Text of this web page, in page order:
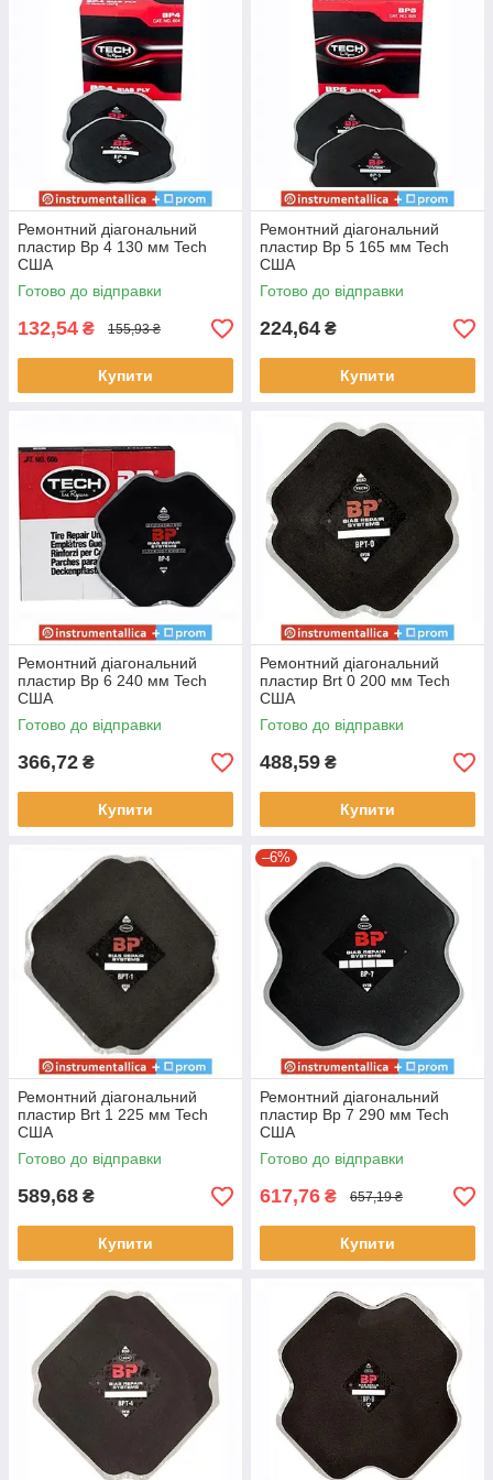
матеріали, шиноремонтні матеріали
Ремонтний діагональний
пластир Вр 4 130 мм Tech
США
Готово до відправки
132,54 ₴ 155,93 ₴
Купити
Ремонтний діагональний
пластир Вр 5 165 мм Tech
США
Готово до відправки
224,64 ₴
Купити
Ремонтний діагональний
пластир Вр 6 240 мм Tech
США
Готово до відправки
366,72 ₴
Купити
Ремонтний діагональний
пластир Вrt 0 200 мм Tech
США
Готово до відправки
488,59 ₴
Купити
Ремонтний діагональний
пластир Вrt 1 225 мм Tech
США
Готово до відправки
589,68 ₴
Купити
–6%
Ремонтний діагональний
пластир Вр 7 290 мм Tech
США
Готово до відправки
617,76 ₴ 657,19 ₴
Купити